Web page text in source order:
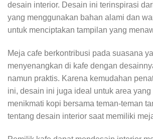
desain interior. Desain ini terinspirasi
yang menggunakan bahan alami dan
untuk menciptakan tampilan yang
Meja cafe berkontribusi pada suasana
menyenangkan di kafe dengan
namun praktis. Karena kemudahan
ini, desain ini juga ideal untuk area
menikmati kopi bersama teman-teman
tentang desain interior saat memiliki